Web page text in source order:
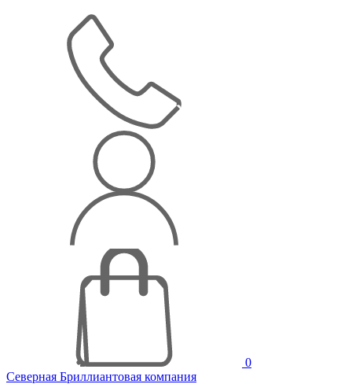
0
Северная Бриллиантовая компания